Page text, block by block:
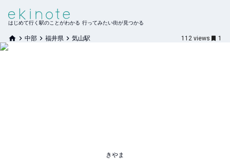
はじめて行く駅のことがわかる 行ってみたい街が見つかる
中部 福井県 気山駅 112 views 1
きやま